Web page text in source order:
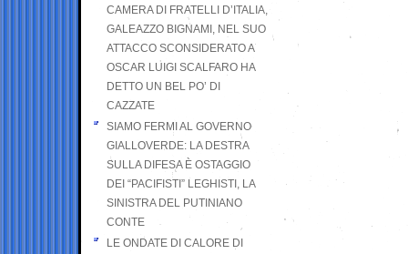
CAMERA DI FRATELLI D’ITALIA,
GALEAZZO BIGNAMI, NEL SUO
ATTACCO SCONSIDERATO A
OSCAR LUIGI SCALFARO HA
DETTO UN BEL PO’ DI
CAZZATE
SIAMO FERMI AL GOVERNO
GIALLOVERDE: LA DESTRA
SULLA DIFESA È OSTAGGIO
DEI “PACIFISTI” LEGHISTI, LA
SINISTRA DEL PUTINIANO
CONTE
LE ONDATE DI CALORE DI